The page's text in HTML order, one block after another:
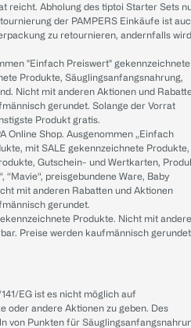
reicht. Abholung des tiptoi Starter Sets
der PAMPERS Einkäufe ist
zu retournieren, andernfalls wird
"Einfach Preiswert" gekennzeichnete
Produkte, Säuglingsanfangsnahrung,
Nicht mit anderen Aktionen und
gerundet. Solange der Vorrat
Produkt gratis.
Online Shop. Ausgenommen „Einfach
mit SALE gekennzeichnete Produkte,
Gutschein- und Wertkarten,
“Mavie“, preisgebundene Ware, Baby
mit anderen Rabatten und Aktionen
gerundet.
Produkte. Nicht mit
Preise werden kaufmännisch
EG ist es nicht möglich auf
oder andere Aktionen zu geben. Des
von Punkten für